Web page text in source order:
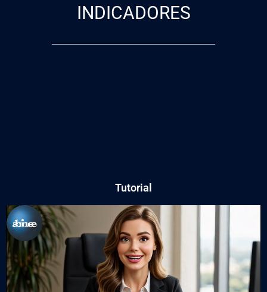
INDICADORES
Tutorial